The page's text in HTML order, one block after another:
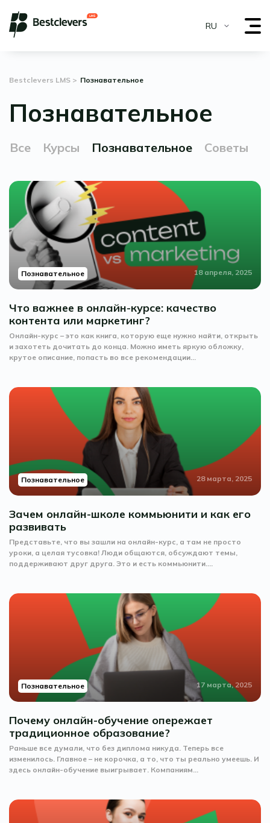
RU
Bestclevers LMS Познавательное
Познавательное
Все Курсы Познавательное Советы
Познавательное 18 апреля, 2025
Что важнее в онлайн-курсе: качество
контента или маркетинг?
Онлайн-курс – это как книга, которую еще нужно найти, открыть
и захотеть дочитать до конца. Можно иметь яркую обложку,
крутое описание, попасть во все рекомендации...
Познавательное 28 марта, 2025
Зачем онлайн-школе коммьюнити и как его
развивать
Представьте, что вы зашли на онлайн-курс, а там не просто
уроки, а целая тусовка! Люди общаются, обсуждают темы,
поддерживают друг друга. Это и есть коммьюнити....
Познавательное 17 марта, 2025
Почему онлайн-обучение опережает
традиционное образование?
Раньше все думали, что без диплома никуда. Теперь все
изменилось. Главное – не корочка, а то, что ты реально умеешь. И
здесь онлайн-обучение выигрывает. Компаниям...